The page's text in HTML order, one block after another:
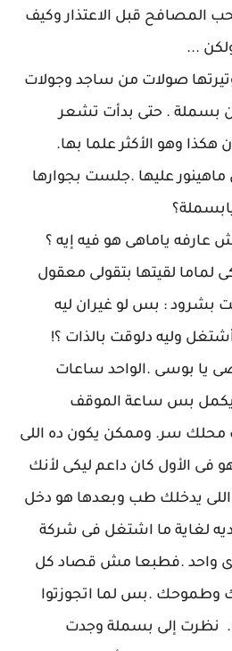
المصافح قبل الاعتذار وكيف
...
صولات من ساجد وجولات
بسملة . حتى بدأت تشعر
وهو الأكثر علما بها.
عليها .جلست بجوارها
ياماهى هو فيه إيه ؟
لماما لقيتها بتقولى معقول
بشرود : بس لو غيران ليه
وليه دلوقت بالذات ؟!
يا بوسى .الواحد ساعات
يكمل بس ساعة الموقف
محلك سر. وممكن يكون ده اللى
الأول كان داعم ليكى لأنك
اللى يدخلك طب وبعدها هو دخل
لغاية ما اشتغل فى شركة
واحد .فطبعا مش قصاد كل
وطموحك .بس لما اتجوزتوا
نظرت إلى بسملة وجدت